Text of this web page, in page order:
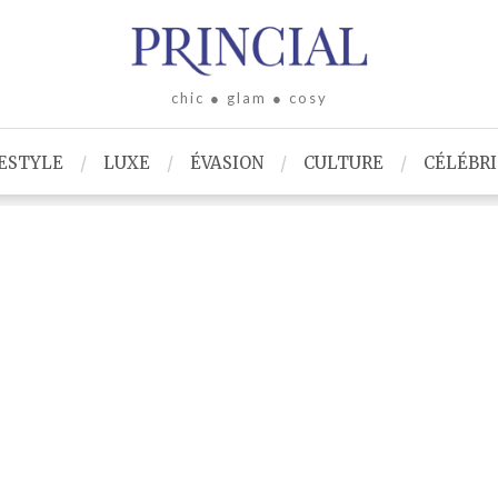
chic ● glam ● cosy
LUXE ÉVASION CULTURE